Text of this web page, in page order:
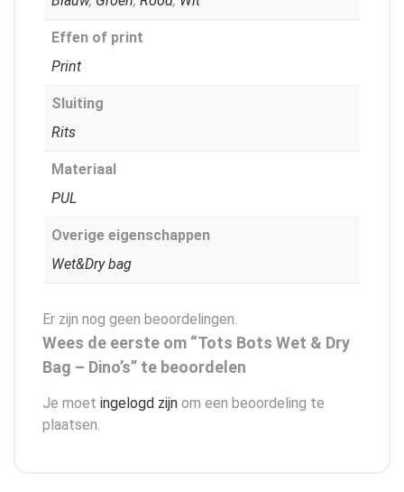
Effen of print
Print
Sluiting
Rits
Materiaal
PUL
Overige eigenschappen
Wet&Dry bag
Er zijn nog geen beoordelingen.
Wees de eerste om “Tots Bots Wet & Dry
Bag – Dino’s” te beoordelen
Je moet ingelogd zijn om een beoordeling te
plaatsen.